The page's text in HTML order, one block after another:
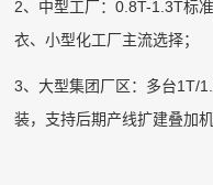
2、中型工厂：0.8T-1.3T标
衣、小型化工厂主流选择；
3、大型集团厂区：多台1T/
装，支持后期产线扩建叠加